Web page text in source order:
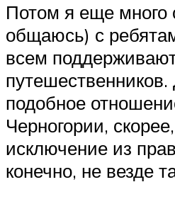
Потом я еще много
общаюсь) с
всем
подобное
Черногории,
исключение из
конечно, не везде